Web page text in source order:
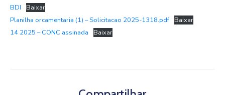
BDI
Baixar
Planilha orcamentaria (1) – Solicitacao 2025-1318.pdf
Baixar
14 2025 – CONC assinada
Baixar